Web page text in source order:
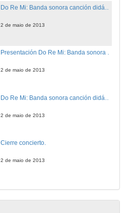
2 de maio de 2013
Presentación Do Re Mi: Banda sonora canción didáctica (Bis)
2 de maio de 2013
2 de maio de 2013
Cierre concierto.
2 de maio de 2013